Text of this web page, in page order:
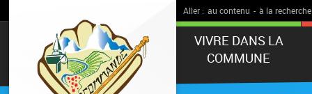
Aller : au contenu - à la recherche
VIVRE DANS LA
COMMUNE